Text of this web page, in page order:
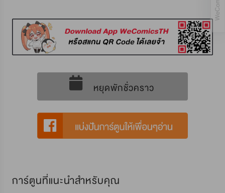
หยุดพักชั่วคราว
การ์ตูนที่แนะนำสำหรับคุณ